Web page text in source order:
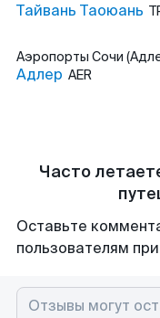
Тайвань Таоюань
Аэропорты Сочи
Адлер AER
Часто
Оставьте
пользователям